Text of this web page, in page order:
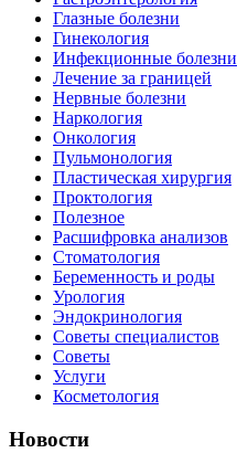
Глазные болезни
Гинекология
Инфекционные болезни
Лечение за границей
Нервные болезни
Наркология
Онкология
Пульмонология
Пластическая хирургия
Проктология
Полезное
Расшифровка анализов
Стоматология
Беременность и роды
Урология
Эндокринология
Советы специалистов
Советы
Услуги
Косметология
Новости